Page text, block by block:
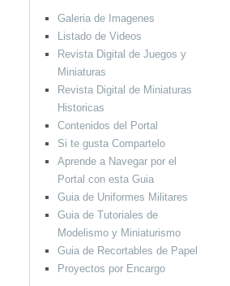
Galeria de Imagenes
Listado de Videos
Revista Digital de Juegos y
Miniaturas
Revista Digital de Miniaturas
Historicas
Contenidos del Portal
Si te gusta Compartelo
Aprende a Navegar por el
Portal con esta Guia
Guia de Uniformes Militares
Guia de Tutoriales de
Modelismo y Miniaturismo
Guia de Recortables de Papel
Proyectos por Encargo